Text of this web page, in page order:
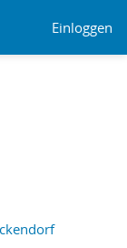
Einloggen